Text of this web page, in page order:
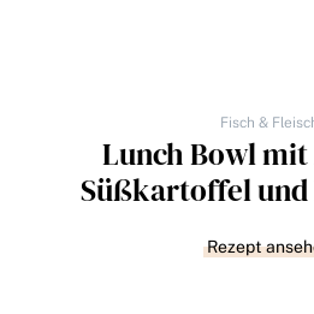
Fisch &
Lunch Bowl mit
Süßkartoffel und
Rezept